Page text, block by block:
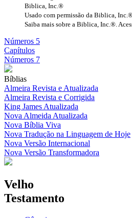
Biblica, Inc.®
Usado com permissão da Biblica,
Saiba mais sobre a Biblica, Inc.®.
Números 5
Capítulos
Números 7
Bíblias
Almeira Revista e Atualizada
Almeira Revista e Corrigida
King James Atualizada
Nova Almeida Atualizada
Nova Bíblia Viva
Nova Tradução na Linguagem de Hoje
Nova Versão Internacional
Nova Versão Transformadora
Velho
Testamento